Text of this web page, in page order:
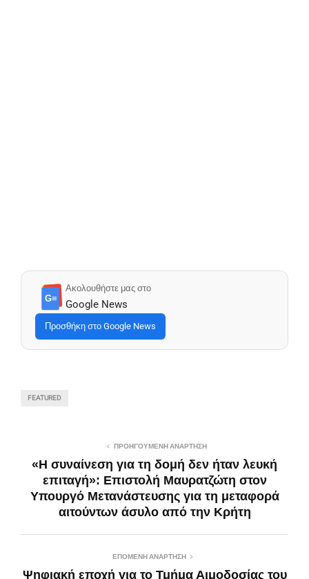
G≡
Ακολουθήστε μας στο
Google News
Προσθήκη στο Google News
FEATURED
ΠΡΟΗΓΟΎΜΕΝΗ ΑΝΆΡΤΗΣΗ
«Η συναίνεση για τη δομή δεν ήταν λευκή
επιταγή»: Επιστολή Μαυρατζώτη στον
Υπουργό Μετανάστευσης για τη μεταφορά
αιτούντων άσυλο από την Κρήτη
ΕΠΌΜΕΝΗ ΑΝΆΡΤΗΣΗ
Ψηφιακή εποχή για το Τμήμα Αιμοδοσίας του